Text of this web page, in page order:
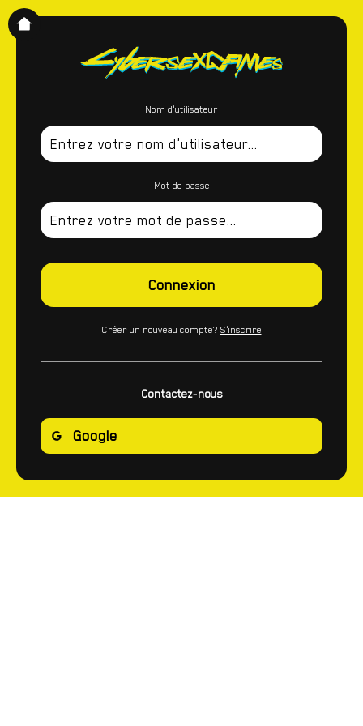
Nom d'utilisateur
Mot de passe
Connexion
Créer un nouveau compte? S'inscrire
Contactez-nous
Google